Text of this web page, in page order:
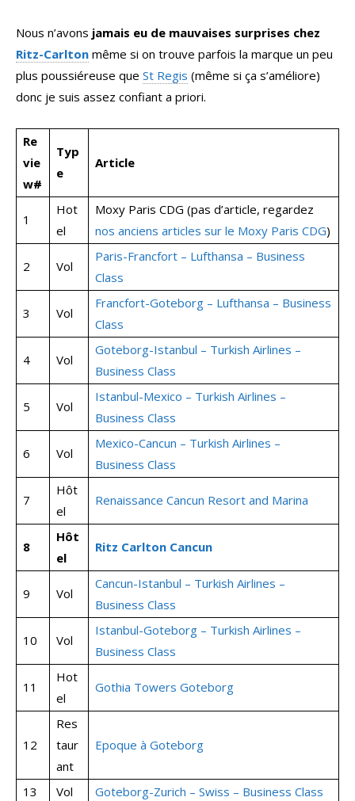
Nous n’avons jamais eu de mauvaises surprises chez
Ritz-Carlton même si on trouve parfois la marque un peu
plus poussiéreuse que St Regis (même si ça s’améliore)
donc je suis assez confiant a priori.
Re
vie
w#
Typ
e
Article
1
Hot
el
Moxy Paris CDG (pas d’article, regardez
nos anciens articles sur le Moxy Paris CDG)
2 Vol
Paris-Francfort – Lufthansa – Business
Class
3 Vol
Francfort-Goteborg – Lufthansa – Business
Class
4 Vol
Goteborg-Istanbul – Turkish Airlines –
Business Class
5 Vol
Istanbul-Mexico – Turkish Airlines –
Business Class
6 Vol
Mexico-Cancun – Turkish Airlines –
Business Class
7
Hôt
el
Renaissance Cancun Resort and Marina
8
Hôt
el
Ritz Carlton Cancun
9 Vol
Cancun-Istanbul – Turkish Airlines –
Business Class
10 Vol
Istanbul-Goteborg – Turkish Airlines –
Business Class
11
Hot
el
Gothia Towers Goteborg
12
Res
taur
ant
Epoque à Goteborg
13 Vol
Goteborg-Zurich – Swiss – Business Class